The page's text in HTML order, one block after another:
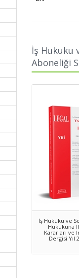
İş Hukuku
Aboneliği
İş Hukuku ve
Hukukuna
Kararları ve
Dergisi Yıl